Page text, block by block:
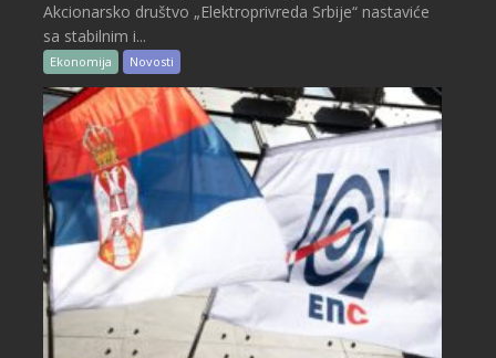
Akcionarsko društvo „Elektroprivreda Srbije“ nastaviće
sa stabilnim i...
Ekonomija Novosti